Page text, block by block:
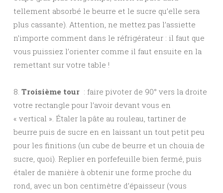
tellement absorbé le beurre et le sucre qu’elle sera
plus cassante). Attention, ne mettez pas l’assiette
n’importe comment dans le réfrigérateur : il faut que
vous puissiez l’orienter comme il faut ensuite en la
remettant sur votre table !
8. Troisième tour : faire pivoter de 90° vers la droite
votre rectangle pour l’avoir devant vous en
« vertical ». Étaler la pâte au rouleau, tartiner de
beurre puis de sucre en en laissant un tout petit peu
pour les finitions (un cube de beurre et un chouia de
sucre, quoi). Replier en porfefeuille bien fermé, puis
étaler de manière à obtenir une forme proche du
rond, avec un bon centimètre d’épaisseur (vous